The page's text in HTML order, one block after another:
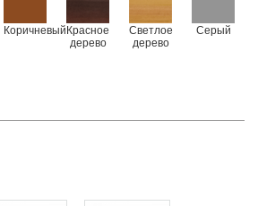
КоричневыйКрасное
дерево
Светлое
дерево
Серый